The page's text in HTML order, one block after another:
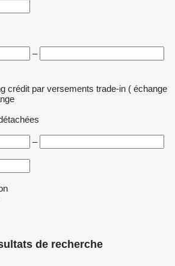
–
crédit par versements trade-in ( échange
–
de recherche